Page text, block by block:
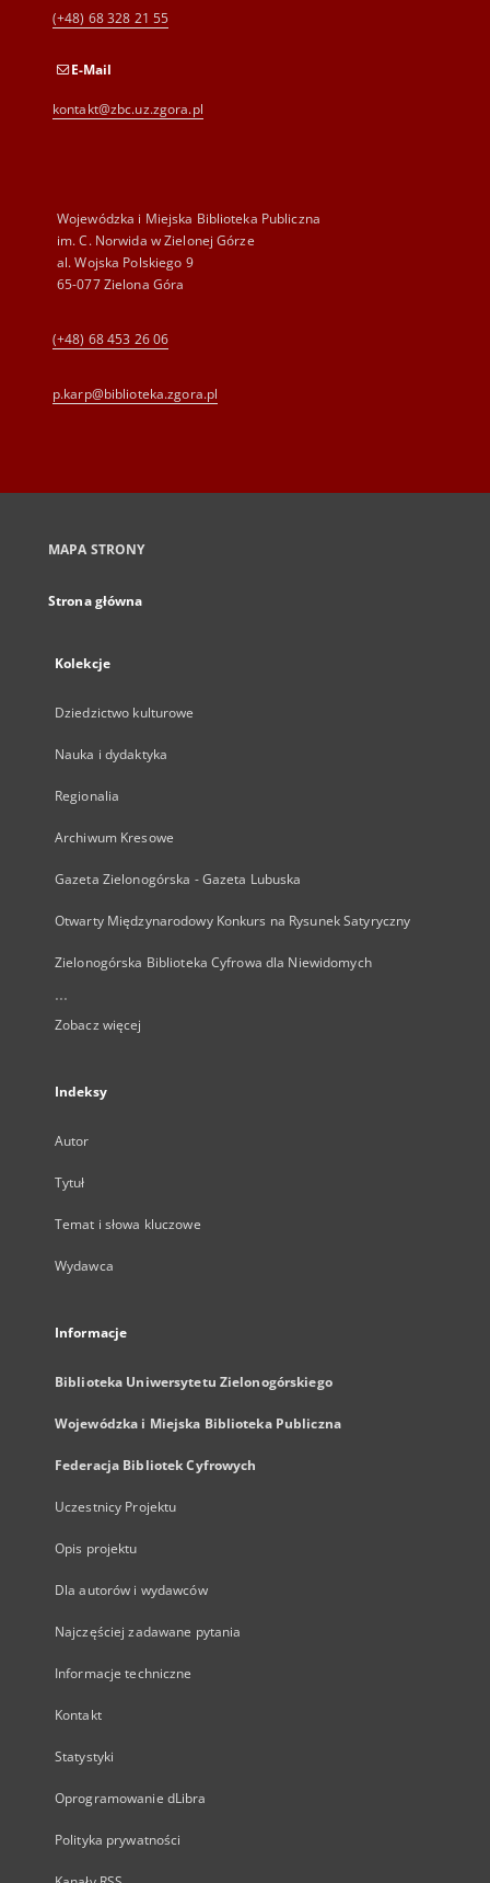
(+48) 68 328 21 55
E-Mail
kontakt@zbc.uz.zgora.pl
Wojewódzka i Miejska Biblioteka Publiczna
im. C. Norwida w Zielonej Górze
al. Wojska Polskiego 9
65-077 Zielona Góra
(+48) 68 453 26 06
p.karp@biblioteka.zgora.pl
MAPA STRONY
Strona główna
Kolekcje
Dziedzictwo kulturowe
Nauka i dydaktyka
Regionalia
Archiwum Kresowe
Gazeta Zielonogórska - Gazeta Lubuska
Otwarty Międzynarodowy Konkurs na Rysunek Satyryczny
Zielonogórska Biblioteka Cyfrowa dla Niewidomych
...
Zobacz więcej
Indeksy
Autor
Tytuł
Temat i słowa kluczowe
Wydawca
Informacje
Biblioteka Uniwersytetu Zielonogórskiego
Wojewódzka i Miejska Biblioteka Publiczna
Federacja Bibliotek Cyfrowych
Uczestnicy Projektu
Opis projektu
Dla autorów i wydawców
Najczęściej zadawane pytania
Informacje techniczne
Kontakt
Statystyki
Oprogramowanie dLibra
Polityka prywatności